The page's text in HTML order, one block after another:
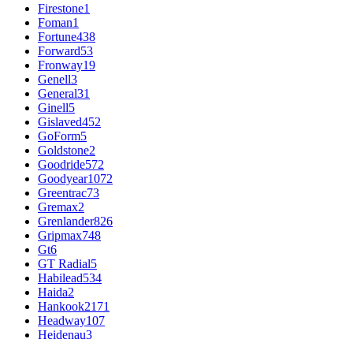
Firestone1
Foman1
Fortune438
Forward53
Fronway19
Genell3
General31
Ginell5
Gislaved452
GoForm5
Goldstone2
Goodride572
Goodyear1072
Greentrac73
Gremax2
Grenlander826
Gripmax748
Gt6
GT Radial5
Habilead534
Haida2
Hankook2171
Headway107
Heidenau3